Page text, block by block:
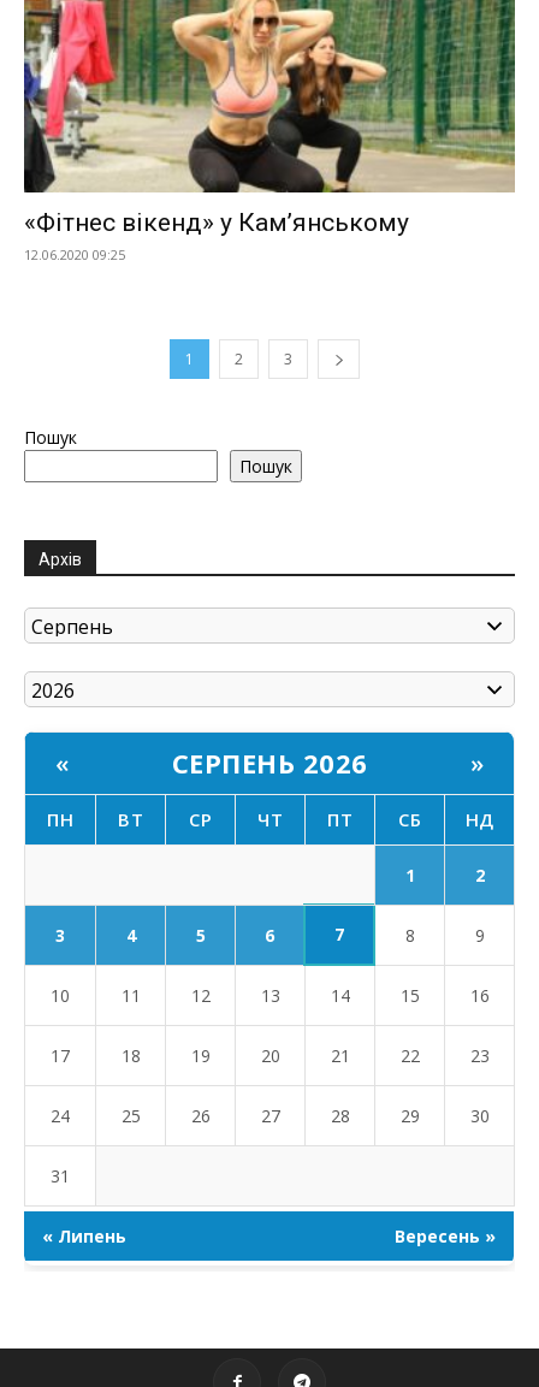
«Фітнес вікенд» у Кам’янському
12.06.2020 09:25
1 2 3
Пошук
Пошук
Архів
« СЕРПЕНЬ 2026 »
ПН ВТ СР ЧТ ПТ СБ НД
1 2
3 4 5 6 7 8 9
10 11 12 13 14 15 16
17 18 19 20 21 22 23
24 25 26 27 28 29 30
31
« Липень Вересень »